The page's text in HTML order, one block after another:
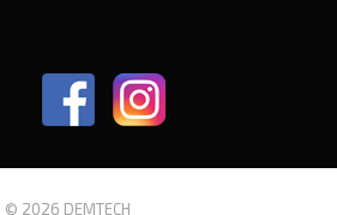
© 2026 DEMTECH